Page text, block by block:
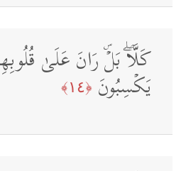
كَلَّاۖ بَلۡۜ رَانَ عَلَىٰ
یَكۡسِبُونَ ﴿١٤﴾